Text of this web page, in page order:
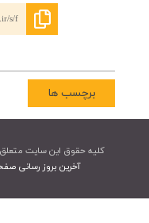
s/f
برچسب ها
کليه حقوق اين سايت
آخرین بروز رسانی صفحه : 1405/02/